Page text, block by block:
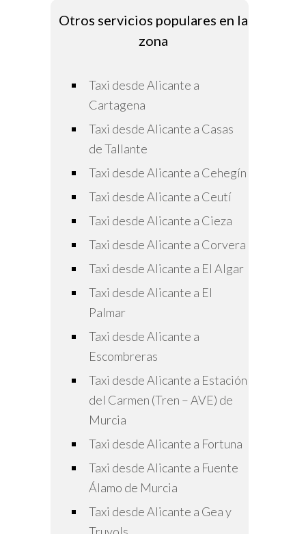
Otros servicios populares en la
zona
Taxi desde Alicante a
Cartagena
Taxi desde Alicante a Casas
de Tallante
Taxi desde Alicante a Cehegín
Taxi desde Alicante a Ceutí
Taxi desde Alicante a Cieza
Taxi desde Alicante a Corvera
Taxi desde Alicante a El Algar
Taxi desde Alicante a El
Palmar
Taxi desde Alicante a
Escombreras
Taxi desde Alicante a Estación
del Carmen (Tren – AVE) de
Murcia
Taxi desde Alicante a Fortuna
Taxi desde Alicante a Fuente
Álamo de Murcia
Taxi desde Alicante a Gea y